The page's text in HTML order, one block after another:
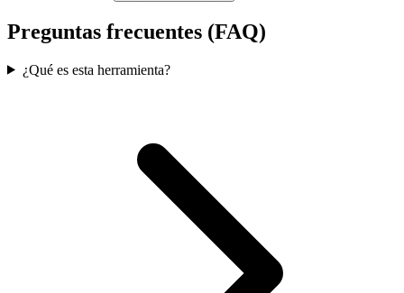
Preguntas frecuentes (FAQ)
¿Qué es esta herramienta?